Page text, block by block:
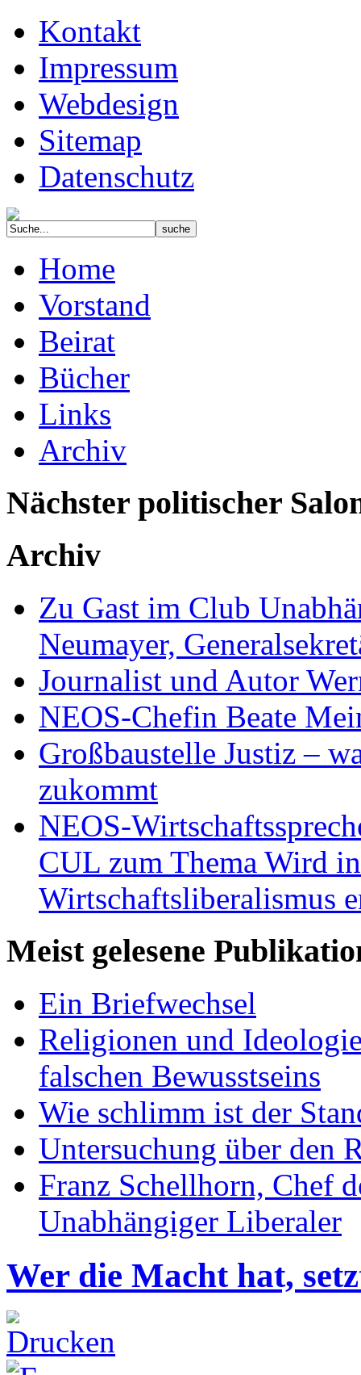
Kontakt
Impressum
Webdesign
Sitemap
Datenschutz
Home
Vorstand
Beirat
Bücher
Links
Archiv
Nächster politischer
Archiv
Zu Gast im Club
Neumayer,
Journalist und Autor
NEOS-Chefin Beate
Großbaustelle Justiz –
zukommt
NEOS-
CUL zum Thema Wird
Wirtschaftsliberalismus
Meist gelesene
Ein Briefwechsel
Religionen und
falschen Bewusstseins
Wie schlimm ist der
Untersuchung über den
Franz Schellhorn, Chef
Unabhängiger Liberaler
Wer die Macht hat,